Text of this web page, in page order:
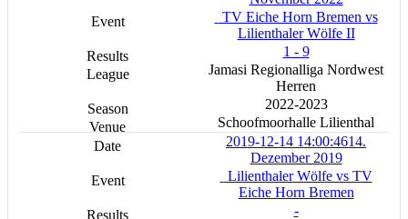
TV Eiche Horn Bremen vs
Lilienthaler Wölfe II
1 - 9
Jamasi Regionalliga Nordwest
Herren
2022-2023
Schoofmoorhalle Lilienthal
2019-12-14 14:00:4614.
Dezember 2019
Lilienthaler Wölfe vs TV
Eiche Horn Bremen
-